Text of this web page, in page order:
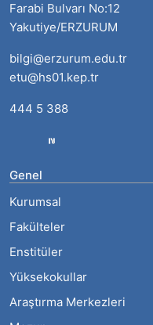
Farabi Bulvarı No:12
Yakutiye/ERZURUM
bilgi@erzurum.edu.tr
etu@hs01.kep.tr
444 5 388
Genel
Kurumsal
Fakülteler
Enstitüler
Yüksekokullar
Araştırma Merkezleri